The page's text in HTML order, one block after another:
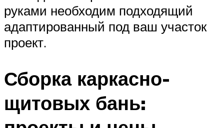
руками необходим подходящий
адаптированный под ваш участок
проект.
Сборка каркасно-
щитовых бань: